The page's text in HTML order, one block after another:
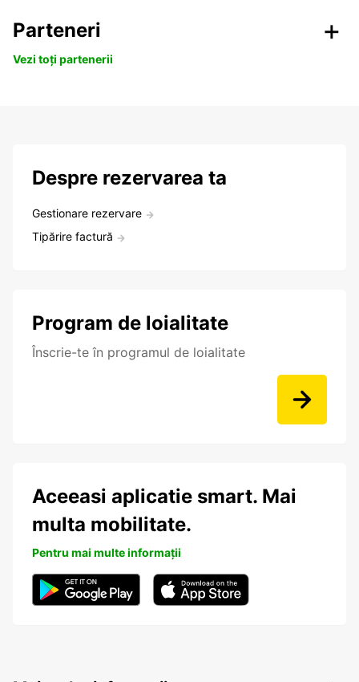
Parteneri
Vezi toți partenerii
Despre rezervarea ta
Gestionare rezervare
Tipărire factură
Program de loialitate
Înscrie-te în programul de loialitate
Aceeasi aplicatie smart. Mai
multa mobilitate.
Pentru mai multe informații